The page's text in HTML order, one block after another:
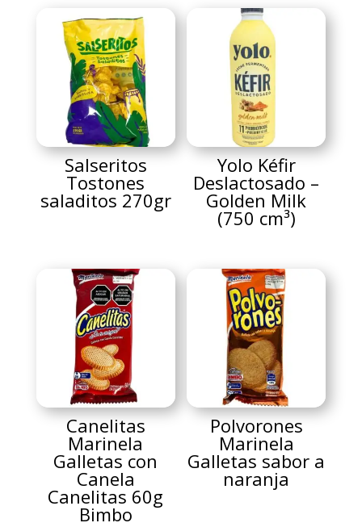
Salseritos
Tostones
saladitos 270gr
Yolo Kéfir
Deslactosado –
Golden Milk
(750 cm³)
Canelitas
Marinela
Galletas con
Canela
Canelitas 60g
Bimbo
Polvorones
Marinela
Galletas sabor a
naranja